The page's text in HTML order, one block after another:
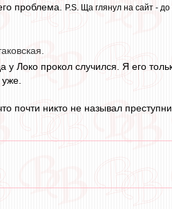
проблема.
P.S. Ща глянул на сайт -
Локо прокол случился. Я его
уже.
почти никто не называл